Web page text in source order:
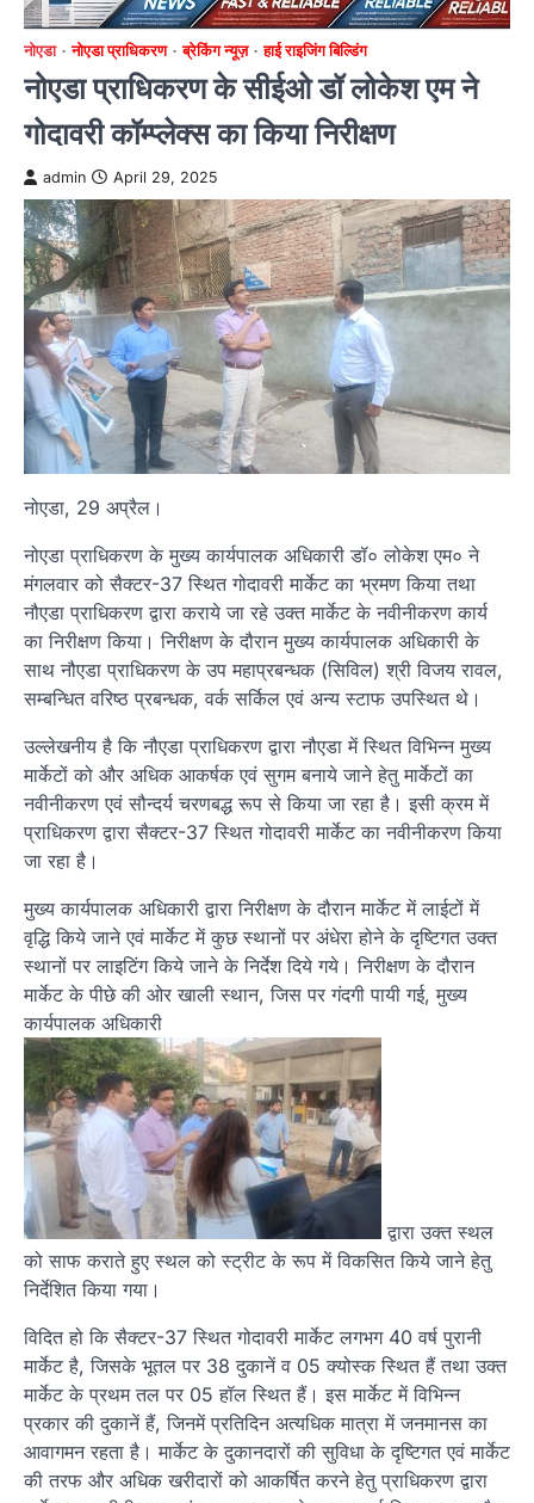
नोएडा नोएडा प्राधिकरण ब्रेकिंग न्यूज़ हाई राइजिंग बिल्डिंग
नोएडा प्राधिकरण के सीईओ डॉ लोकेश एम ने
गोदावरी कॉम्प्लेक्स का किया निरीक्षण
admin April 29, 2025
नोएडा, 29 अप्रैल।
नोएडा प्राधिकरण के मुख्य कार्यपालक अधिकारी डॉ० लोकेश एम० ने
मंगलवार को सैक्टर-37 स्थित गोदावरी मार्केट का भ्रमण किया तथा
नौएडा प्राधिकरण द्वारा कराये जा रहे उक्त मार्केट के नवीनीकरण कार्य
का निरीक्षण किया। निरीक्षण के दौरान मुख्य कार्यपालक अधिकारी के
साथ नौएडा प्राधिकरण के उप महाप्रबन्धक (सिविल) श्री विजय रावल,
सम्बन्धित वरिष्ठ प्रबन्धक, वर्क सर्किल एवं अन्य स्टाफ उपस्थित थे।
उल्लेखनीय है कि नौएडा प्राधिकरण द्वारा नौएडा में स्थित विभिन्न मुख्य
मार्केटों को और अधिक आकर्षक एवं सुगम बनाये जाने हेतु मार्केटों का
नवीनीकरण एवं सौन्दर्य चरणबद्ध रूप से किया जा रहा है। इसी क्रम में
प्राधिकरण द्वारा सैक्टर-37 स्थित गोदावरी मार्केट का नवीनीकरण किया
जा रहा है।
मुख्य कार्यपालक अधिकारी द्वारा निरीक्षण के दौरान मार्केट में लाईटों में
वृद्धि किये जाने एवं मार्केट में कुछ स्थानों पर अंधेरा होने के दृष्टिगत उक्त
स्थानों पर लाइटिंग किये जाने के निर्देश दिये गये। निरीक्षण के दौरान
मार्केट के पीछे की ओर खाली स्थान, जिस पर गंदगी पायी गई, मुख्य
कार्यपालक अधिकारी
द्वारा उक्त स्थल
को साफ कराते हुए स्थल को स्ट्रीट के रूप में विकसित किये जाने हेतु
निर्देशित किया गया।
विदित हो कि सैक्टर-37 स्थित गोदावरी मार्केट लगभग 40 वर्ष पुरानी
मार्केट है, जिसके भूतल पर 38 दुकानें व 05 क्योस्क स्थित हैं तथा उक्त
मार्केट के प्रथम तल पर 05 हॉल स्थित हैं। इस मार्केट में विभिन्न
प्रकार की दुकानें हैं, जिनमें प्रतिदिन अत्यधिक मात्रा में जनमानस का
आवागमन रहता है। मार्केट के दुकानदारों की सुविधा के दृष्टिगत एवं मार्केट
की तरफ और अधिक खरीदारों को आकर्षित करने हेतु प्राधिकरण द्वारा